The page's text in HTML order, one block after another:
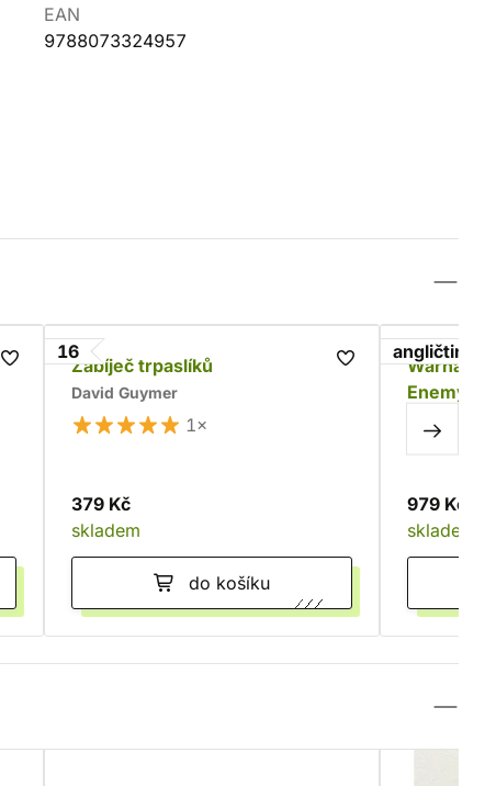
EAN
9788073324957
16
Zabíječ trpaslíků
David Guymer
1×
379 Kč
skladem
do košíku
angličtina
Enemy
979 Kč
skladem